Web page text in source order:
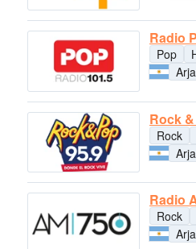
Radio
Pop
Rock
Rock
Radio
Rock